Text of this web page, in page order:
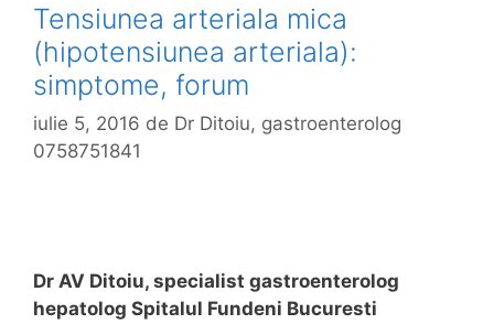
Tensiunea arteriala mica
(hipotensiunea arteriala):
simptome, forum
iulie 5, 2016 de Dr Ditoiu, gastroenterolog
0758751841
Dr AV Ditoiu, specialist gastroenterolog
hepatolog Spitalul Fundeni Bucuresti